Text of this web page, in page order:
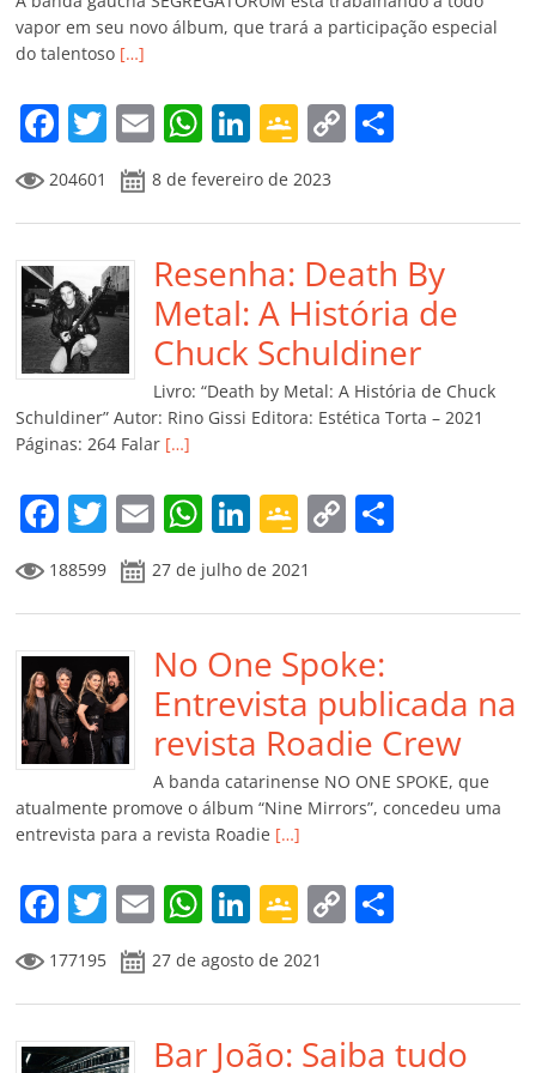
vapor em seu novo álbum, que trará a participação especial
do talentoso […]
F
a
c
e
b
o
o
k
T
w
itt
er
E
m
ai
l
W
at
s
A
p
p
Li
k
e
dI
n
G
o
o
gl
e
Cl
a
ss
ro
m
C
y
Li
n
k
p
ar
til
h
ar
204601 8 de fevereiro de 2023
Resenha: Death By
Metal: A História de
Chuck Schuldiner
Livro: “Death by Metal: A História de Chuck
Schuldiner” Autor: Rino Gissi Editora: Estética Torta – 2021
Páginas: 264 Falar […]
F
a
c
e
b
o
o
k
T
w
itt
er
E
m
ai
l
W
h
at
s
A
p
p
Li
n
k
e
dI
n
G
o
o
gl
e
Cl
a
ss
ro
o
m
C
y
Li
n
k
p
til
h
ar
188599 27 de julho de 2021
No One Spoke:
Entrevista publicada na
revista Roadie Crew
A banda catarinense NO ONE SPOKE, que
atualmente promove o álbum “Nine Mirrors”, concedeu uma
entrevista para a revista Roadie […]
F
a
c
e
b
T
w
itt
er
E
m
ai
l
W
at
s
A
Li
n
k
e
dI
G
o
o
gl
e
C
y
Li
p
ar
177195 27 de agosto de 2021
Bar João: Saiba tudo